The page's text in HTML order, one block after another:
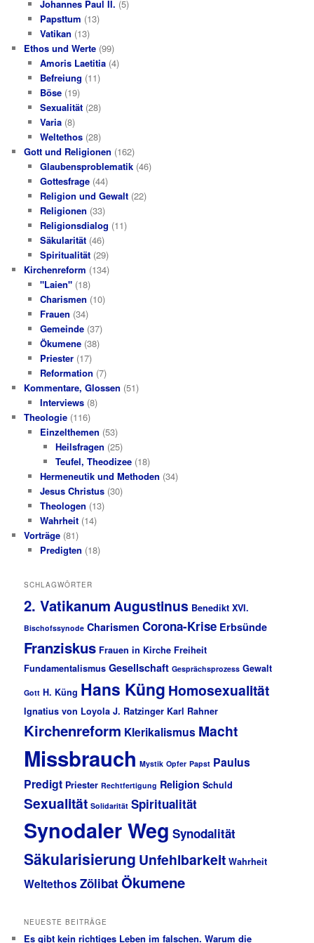
Johannes Paul II. (5)
Papsttum (13)
Vatikan (13)
Ethos und Werte (99)
Amoris Laetitia(4)
Befreiung (11)
Böse(19)
Sexualität(28)
Varia(8)
Weltethos(28)
Gott und Religionen (162)
Glaubensproblematik(46)
Gottesfrage(44)
Religion und Gewalt(22)
Religionen (33)
Religionsdialog (11)
Säkularität(46)
Spiritualität(29)
Kirchenreform (134)
"Laien"(18)
Charismen (10)
Frauen (34)
Gemeinde(37)
Ökumene(38)
Priester(17)
Reformation (7)
Kommentare, Glossen (51)
Interviews(8)
Theologie (116)
Einzelthemen (53)
Heilsfragen (25)
Teufel, Theodizee (18)
Hermeneutik und Methoden (34)
Jesus Christus(30)
Theologen (13)
Wahrheit(14)
Vorträge (81)
Predigten (18)
SCHLAGWÖRTER
2. VatikanumAugustinus Benedikt XVI.
Bischofssynode Charismen Corona-Krise Erbsünde
Franziskus Frauen in Kirche Freiheit
Fundamentalismus Gesellschaft Gesprächsprozess Gewalt
Gott H. Küng Hans Küng Homosexualität
Ignatius von Loyola J. Ratzinger Karl Rahner
Kirchenreform Klerikalismus Macht
Missbrauch Mystik Opfer Papst Paulus
Predigt Priester Rechtfertigung Religion Schuld
Sexualität Solidarität Spiritualität
Synodaler Weg Synodalität
Säkularisierung Unfehlbarkeit Wahrheit
WeltethosZölibatÖkumene
NEUESTE BEITRÄGE
Es gibt kein richtiges Leben im falschen. Warum die